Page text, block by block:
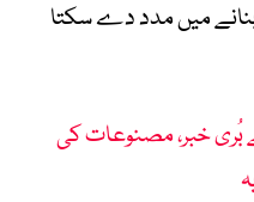
بنانے میں مدد دے سکتا
بُری خبر، مصنوعات کی